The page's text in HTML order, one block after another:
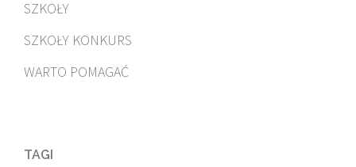
SZKOŁY
SZKOŁY KONKURS
WARTO POMAGAĆ
TAGI